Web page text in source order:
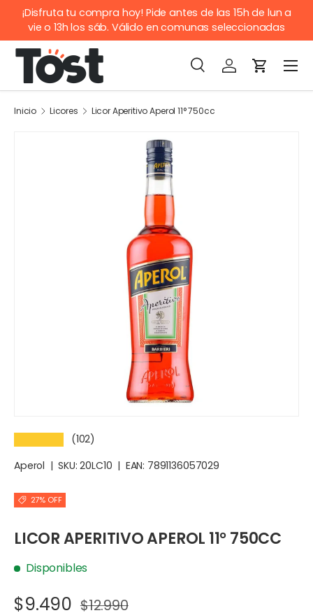
IR AL CONTENIDO
¡Disfruta tu compra hoy! Pide antes de las 15h de lun a
vie o 13h los sáb. Válido en comunas seleccionadas
Buscar
BuscarIniciar sesión
Carrito
Inicio Licores Licor Aperitivo Aperol 11° 750cc
(102)
Aperol |SKU: 20LC10 | EAN: 7891136057029
27% OFF
LICOR APERITIVO APEROL 11° 750CC
Disponibles
$9.490 $12.990